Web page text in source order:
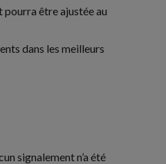
pourra être ajustée au
dans les meilleurs
signalement n’a été